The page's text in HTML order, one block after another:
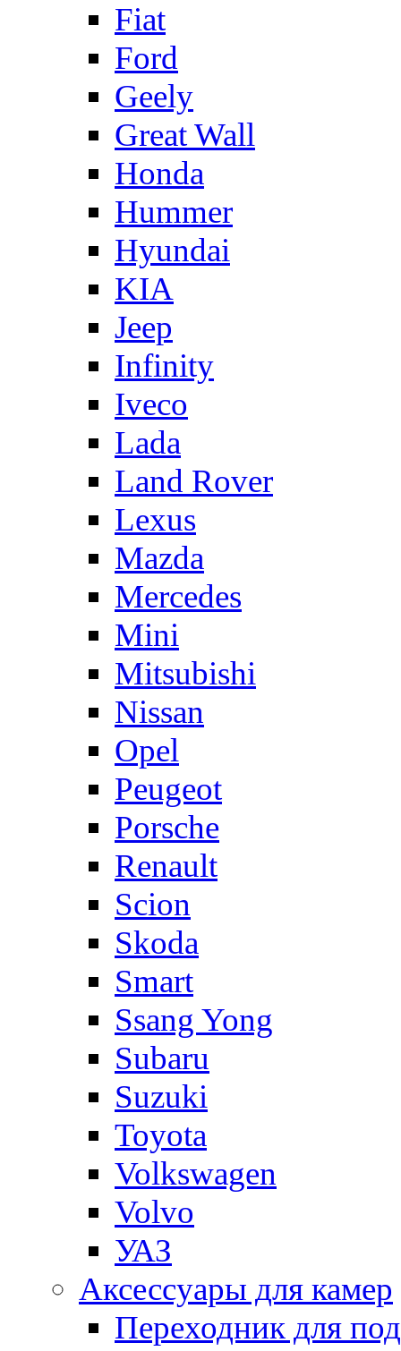
Fiat
Ford
Geely
Great Wall
Honda
Hummer
Hyundai
KIA
Jeep
Infinity
Iveco
Lada
Land Rover
Lexus
Mazda
Mercedes
Mini
Mitsubishi
Nissan
Opel
Peugeot
Porsche
Renault
Scion
Skoda
Smart
Ssang Yong
Subaru
Suzuki
Toyota
Volkswagen
Volvo
УАЗ
Аксессуары для камер
Переходник для